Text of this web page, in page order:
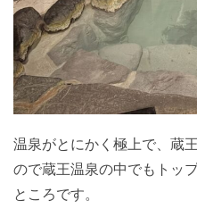
温泉がとにかく極上で、蔵
ので蔵王温泉の中でもトッ
ところです。